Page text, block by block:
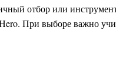
отбор или
При выборе важно